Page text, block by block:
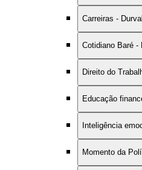
Carreiras -
Cotidiano Baré -
Direito do
Educação
Inteligência
Momento da